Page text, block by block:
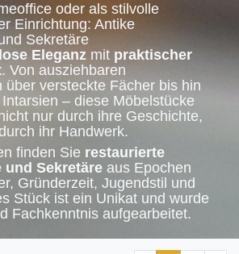
oder als stilvolle
Einrichtung: Antike
Sekretäre
Eleganz mit praktischer
. Von ausziehbaren
über versteckte Fächer bis hin
– diese Möbelstücke
nur durch ihre Geschichte,
ihr Handwerk.
finden Sie restaurierte
Sekretäre aus Epochen
Gründerzeit, Jugendstil und
Stück ist ein Unikat und wurde
Fachkenntnis aufgearbeitet.